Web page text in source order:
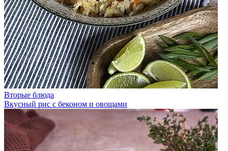
Вторые блюда
Вкусный рис с беконом и овощами